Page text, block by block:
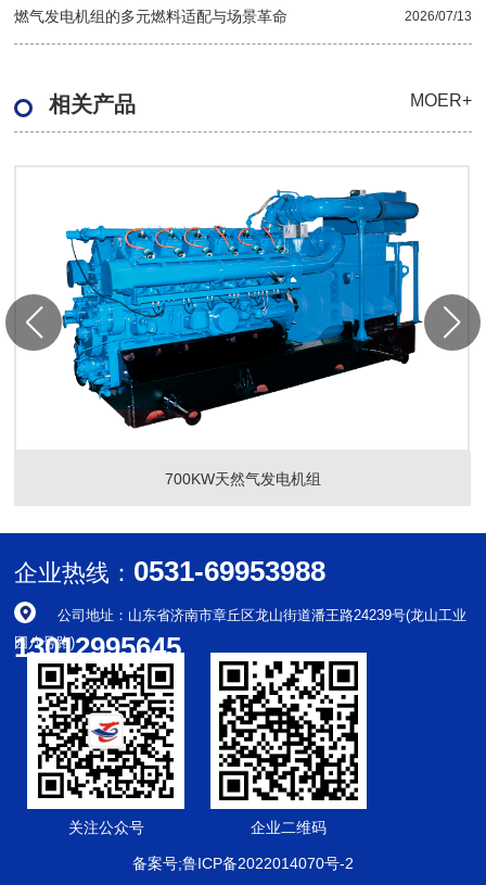
燃气发电机组的多元燃料适配与场景革命 2026/07/13
相关产品 MOER+
700KW天然气发电机组
企业热线： 0531-69953988
13012995645
公司地址：山东省济南市章丘区龙山街道潘王路24239号(龙山工业
园八号路)
关注公众号 企业二维码
备案号;鲁ICP备2022014070号-2